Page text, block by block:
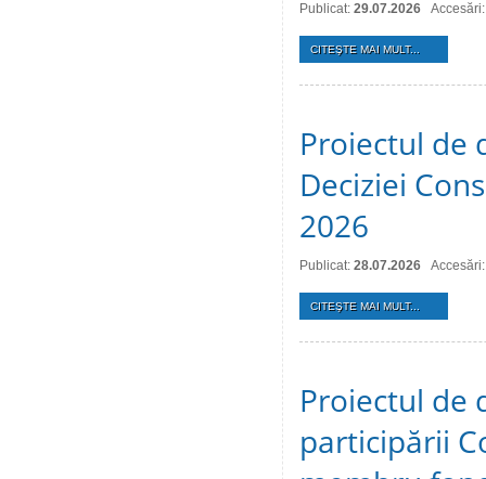
Publicat: 29.07.2026
CITEŞTE MAI MULT...
Proiectul de
Deciziei
2026
Publicat: 28.07.2026
CITEŞTE MAI MULT...
Proiectul de
participării